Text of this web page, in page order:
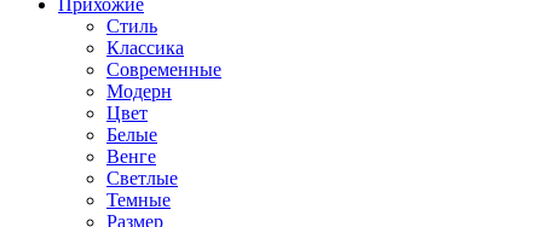
Прихожие
Стиль
Классика
Современные
Модерн
Цвет
Белые
Венге
Светлые
Темные
Размер